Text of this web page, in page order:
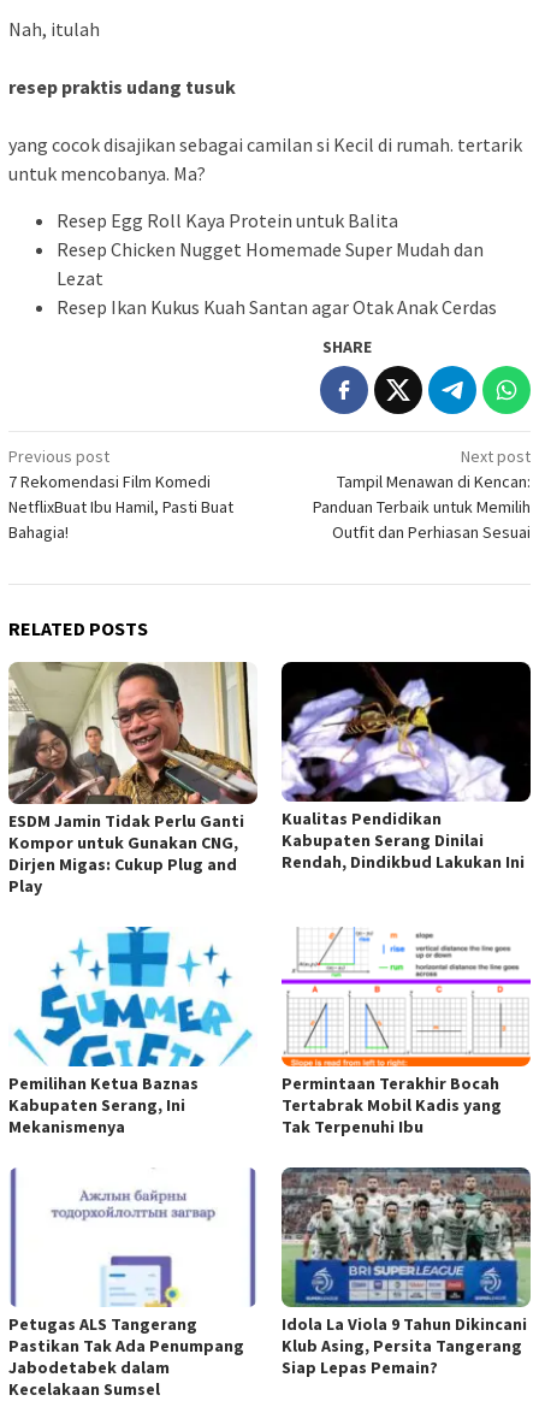
Nah, itulah
resep praktis udang tusuk
yang cocok disajikan sebagai camilan si Kecil di rumah. tertarik
untuk mencobanya. Ma?
Resep Egg Roll Kaya Protein untuk Balita
Resep Chicken Nugget Homemade Super Mudah dan
Lezat
Resep Ikan Kukus Kuah Santan agar Otak Anak Cerdas
SHARE
Post
navigation
Previous post
7 Rekomendasi Film Komedi
NetflixBuat Ibu Hamil, Pasti Buat
Bahagia!
Next post
Tampil Menawan di Kencan:
Panduan Terbaik untuk Memilih
Outfit dan Perhiasan Sesuai
RELATED POSTS
ESDM Jamin Tidak Perlu Ganti
Kompor untuk Gunakan CNG,
Dirjen Migas: Cukup Plug and
Play
Kualitas Pendidikan
Kabupaten Serang Dinilai
Rendah, Dindikbud Lakukan Ini
Pemilihan Ketua Baznas
Kabupaten Serang, Ini
Mekanismenya
Permintaan Terakhir Bocah
Tertabrak Mobil Kadis yang
Tak Terpenuhi Ibu
Petugas ALS Tangerang
Pastikan Tak Ada Penumpang
Jabodetabek dalam
Kecelakaan Sumsel
Idola La Viola 9 Tahun Dikincani
Klub Asing, Persita Tangerang
Siap Lepas Pemain?